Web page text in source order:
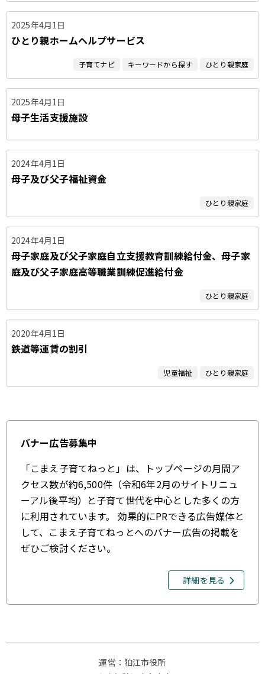
2025年4月1日
ひとり親ホームヘルプサービス
子育てナビ キーワードから探す ひとり親家庭
2025年4月1日
母子生活支援施設
2024年4月1日
母子及び父子福祉資金
ひとり親家庭
2024年4月1日
母子家庭及び父子家庭自立支援教育訓練給付金、母子家
庭及び父子家庭高等職業訓練促進給付金
ひとり親家庭
2020年4月1日
鉄道等運賃の割引
児童福祉 ひとり親家庭
バナー広告募集中
「こまえ子育てねっと」は、トップページの月間ア
クセス数が約6,500件（令和6年2月のサイトリニュ
ーアル後平均）と子育て世代を中心とした多くの方
に利用されています。 効果的にPRできる広告媒体と
して、こまえ子育てねっとへのバナー広告の掲載を
ぜひご検討ください。
詳細を見る
運営：狛江市役所